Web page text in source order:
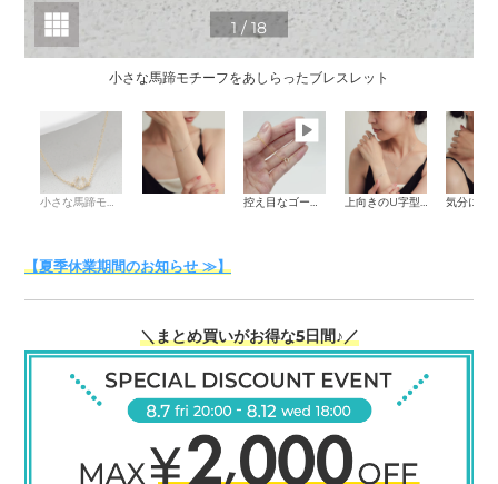
小さな馬蹄モチーフをあしらったブレスレット
1 / 18
小さな馬蹄モチーフをあしらったブレスレット 控え目なゴールドが上品な印象に 上向きのU字型でつけると幸運をためる意味に
【夏季休業期間のお知らせ ≫】
＼まとめ買いがお得な5日間♪／